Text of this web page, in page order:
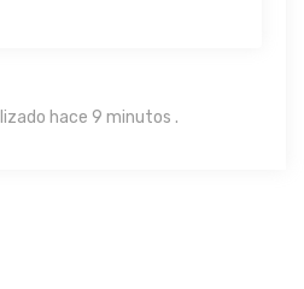
hace 9 minutos .